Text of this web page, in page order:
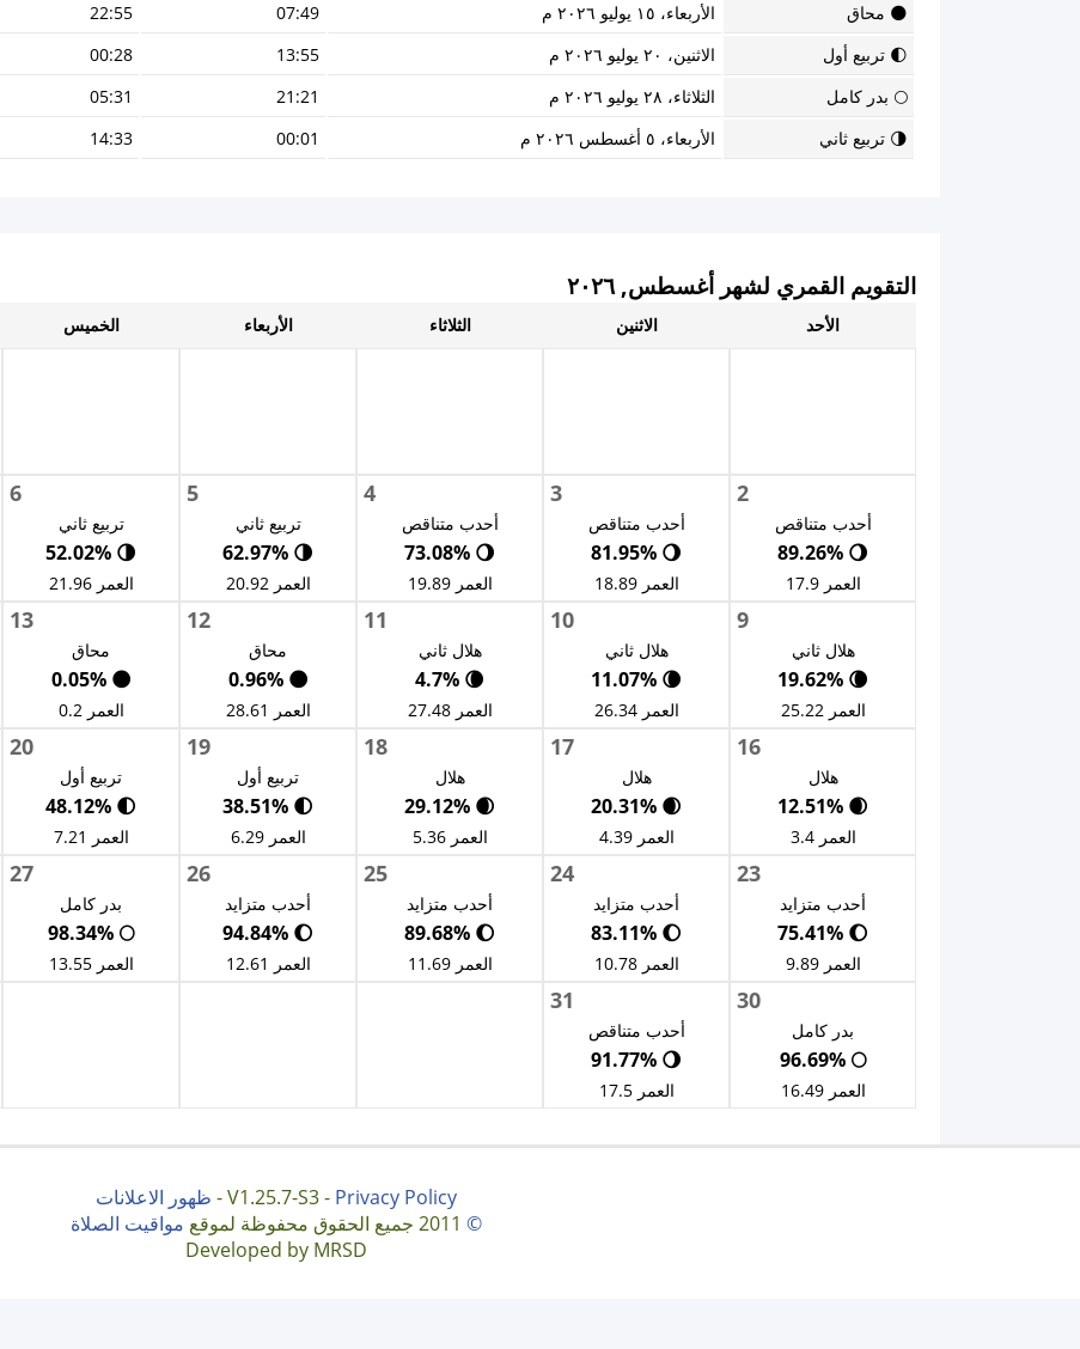
🌑 محاق
الأربعاء، ١٥ يوليو ٢٠٢٦ م 07:49
22:55
🌓 تربيع أول
الاثنين، ٢٠ يوليو ٢٠٢٦ م 13:55
00:28
🌕 بدر كامل
الثلاثاء، ٢٨ يوليو ٢٠٢٦ م 21:21
05:31
🌗 تربيع ثاني
الأربعاء، ٥ أغسطس ٢٠٢٦ م 00:01
14:33
التقويم القمري لشهر أغسطس, ٢٠٢٦
الأحد الاثنين الثلاثاء الأربعاء الخميس
2
أحدب متناقص
🌖 89.26%
العمر 17.9
3
أحدب متناقص
🌖 81.95%
العمر 18.89
4
أحدب متناقص
🌖 73.08%
العمر 19.89
5
تربيع ثاني
🌗 62.97%
العمر 20.92
6
تربيع ثاني
🌗 52.02%
العمر 21.96
9
هلال ثاني
🌘 19.62%
العمر 25.22
10
هلال ثاني
🌘 11.07%
العمر 26.34
11
هلال ثاني
🌘 4.7%
العمر 27.48
12
محاق
🌑 0.96%
العمر 28.61
13
محاق
🌑 0.05%
العمر 0.2
16
هلال
🌒 12.51%
العمر 3.4
17
هلال
🌒 20.31%
العمر 4.39
18
هلال
🌒 29.12%
العمر 5.36
19
تربيع أول
🌓 38.51%
العمر 6.29
20
تربيع أول
🌓 48.12%
العمر 7.21
23
أحدب متزايد
🌔 75.41%
العمر 9.89
24
أحدب متزايد
🌔 83.11%
العمر 10.78
25
أحدب متزايد
🌔 89.68%
العمر 11.69
26
أحدب متزايد
🌔 94.84%
العمر 12.61
27
بدر كامل
🌕 98.34%
العمر 13.55
30
بدر كامل
🌕 96.69%
العمر 16.49
31
أحدب متناقص
🌖 91.77%
العمر 17.5
V1.25.7-S3 - Privacy Policy
- ظهور الاعلانات
©
مواقيت الصلاة
Developed by MRSD